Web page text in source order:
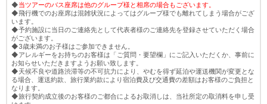
◆当ツアーのバス座席は他のグループ様と相席の場合もございます。
◆飛行機でのお座席は混雑状況によってはグループ様でも離れてしまう場合がござ
います。
◆予約施設に当日のご連絡先として代表者様のご連絡先を登録させていただく場合
がございます。
◆3歳未満のお子様はご参加できません。
◆アレルギーをお持ちのお客様は「ご質問・要望欄」にご記入いただくか、事前に
お知らせいただきますようお願い致します。
◆天候不良や道路渋滞等の不可抗力により、やむを得ず延泊や運送機関が変更とな
る場合、運送約款、旅行業約款により宿泊費及び交通費の差額はお客様のご負担と
なります。
◆旅行契約成立後のお客様のご都合によるお取消しは、当社所定の取消料を申し受